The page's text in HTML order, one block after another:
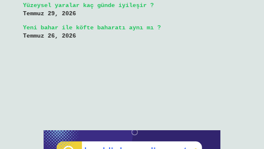
Yüzeysel yaralar kaç günde iyileşir ?
Temmuz 29, 2026
Yeni bahar ile köfte baharatı aynı mı ?
Temmuz 26, 2026